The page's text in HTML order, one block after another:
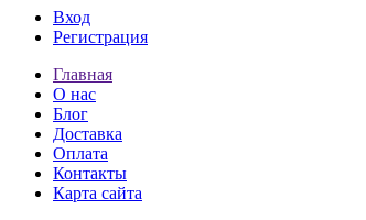
Вход
Регистрация
Главная
О нас
Блог
Доставка
Оплата
Контакты
Карта сайта